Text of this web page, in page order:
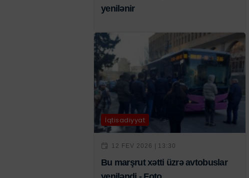
yenilənir
İqtisadiyyat
12 FEV 2026 | 13:30
Bu marşrut xətti üzrə avtobuslar